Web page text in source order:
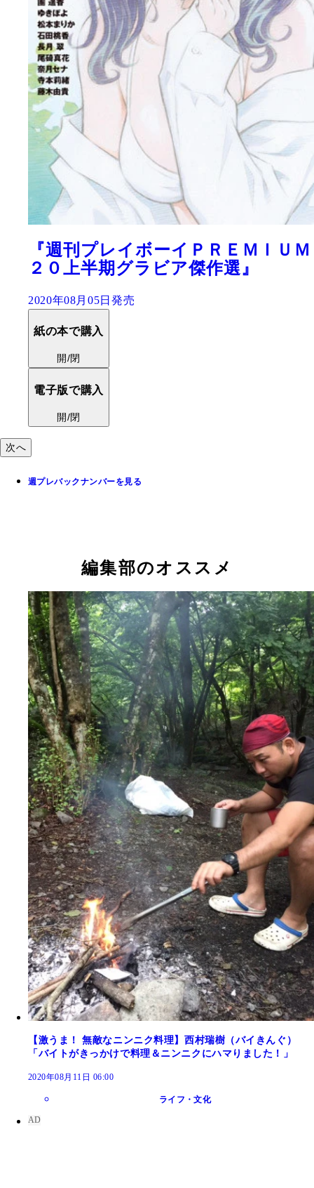
２０ 週刊プレイボーイNo.33-34
紙の本で購入
開/閉
電子版で購入
開/閉
次へ
週プレバックナンバーを見る
編集部のオススメ
【激うま！ 無敵なニンニク料理】西村瑞樹（バイきんぐ）
「バイトがきっかけで料理＆ニンニクにハマりました！」
2020年08月11日 06:00
ライフ・文化